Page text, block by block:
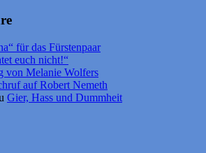
für das Fürstenpaar
euch nicht!“
von Melanie Wolfers
auf Robert Nemeth
Gier, Hass und Dummheit